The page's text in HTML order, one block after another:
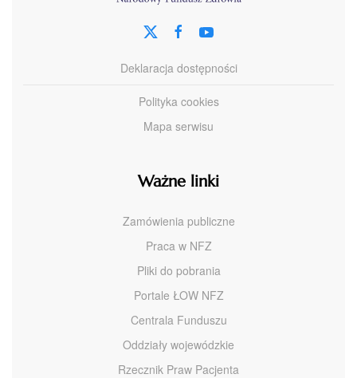
Deklaracja dostępności
Polityka cookies
Mapa serwisu
Ważne linki
Zamówienia publiczne
Praca w NFZ
Pliki do pobrania
Portale ŁOW NFZ
Centrala Funduszu
Oddziały wojewódzkie
Rzecznik Praw Pacjenta